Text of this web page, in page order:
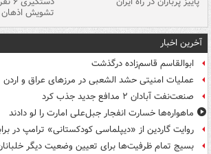
تشویش
آخرین اخبار
ابوالقاسم قاسم‌زاده درگذشت
عملیات امنیتی حشد الشعبی در مرزهای عراق و اردن
صنعت‌نفت آبادان ۲ مدافع جدید جذب کرد
ماهواره‌ها خسارت انفجار جبل‌علی امارت را لو دادند
روایت گاردین از «دیپلماسی کودکستانی» ترامپ در
بسیج تمام ظرفیت‌ها برای تعیین وضعیت دیگر خلبانان سوخو